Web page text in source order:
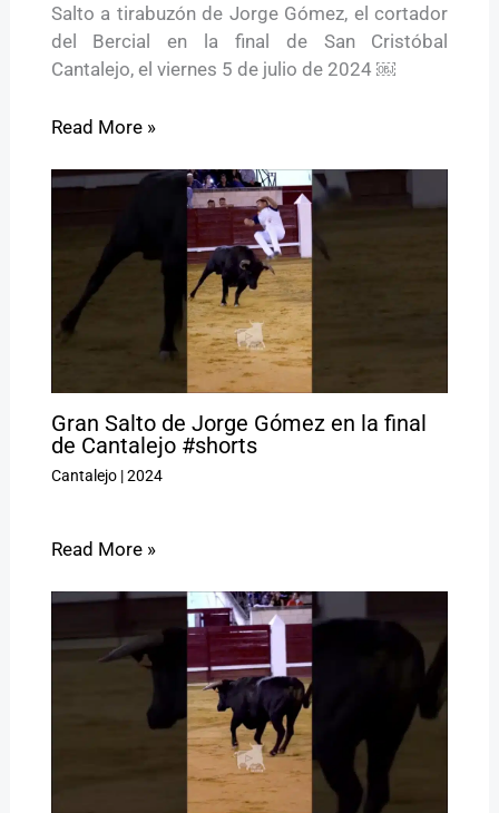
Salto a tirabuzón de Jorge Gómez, el cortador
del Bercial en la final de San Cristóbal
Cantalejo, el viernes 5 de julio de 2024 ￼
Read More »
Gran Salto de Jorge Gómez en la final
de Cantalejo #shorts
Cantalejo|2024
Read More »